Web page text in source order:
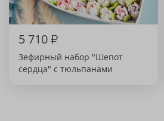
5 710₽
Зефирный набор "Шепот
сердца" с тюльпанами